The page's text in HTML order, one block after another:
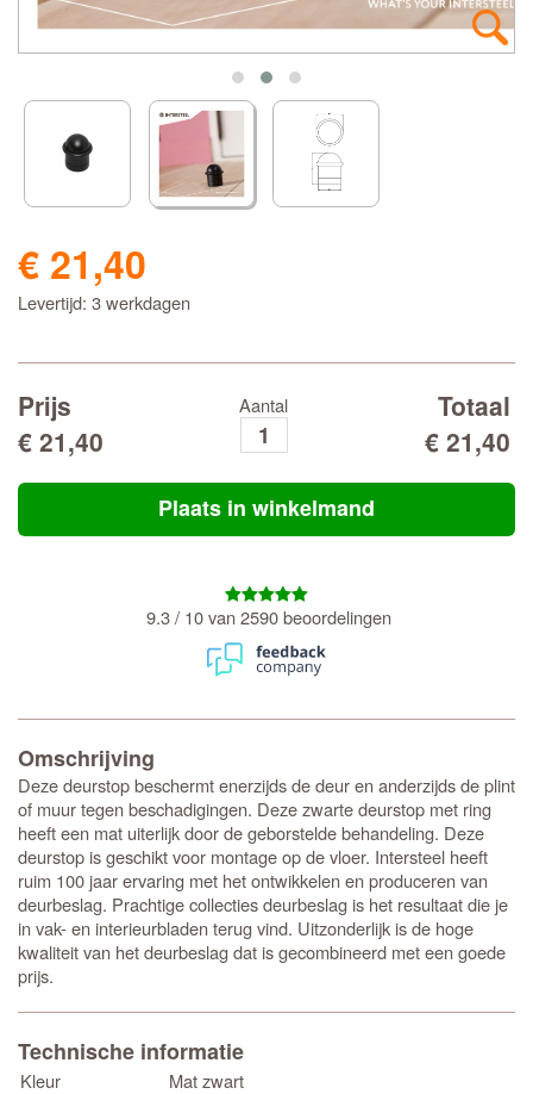
€ 21,40
Levertijd: 3 werkdagen
Prijs
€ 21,40
Aantal
Totaal
€ 21,40
Plaats in winkelmand
9.3 / 10 van 2590 beoordelingen
Omschrijving
Deze deurstop beschermt enerzijds de deur en anderzijds de plint
of muur tegen beschadigingen. Deze zwarte deurstop met ring
heeft een mat uiterlijk door de geborstelde behandeling. Deze
deurstop is geschikt voor montage op de vloer. Intersteel heeft
ruim 100 jaar ervaring met het ontwikkelen en produceren van
deurbeslag. Prachtige collecties deurbeslag is het resultaat die je
in vak- en interieurbladen terug vind. Uitzonderlijk is de hoge
kwaliteit van het deurbeslag dat is gecombineerd met een goede
prijs.
Technische informatie
Kleur
Mat zwart